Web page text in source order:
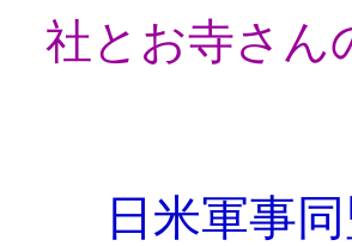
社とお寺さん
日米軍事同